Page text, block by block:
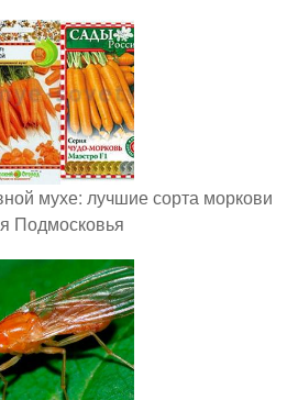
мухе: лучшие сорта моркови
Подмосковья